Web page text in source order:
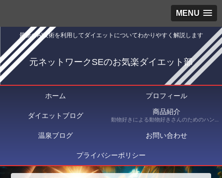
MENU
最新のAI技術を利用してダイエットについてわかりやすく解説します
元ネットワークSEのお気楽ダイエット部
ホーム プロフィール
ダイエットブログ 商品紹介
動物好きによる動物好きさんのためのハンドメイドショップ Crafty Moments（クラフティ・モーメンツ） にて出品している商品を紹介
温泉ブログ お問い合わせ
プライバシーポリシー